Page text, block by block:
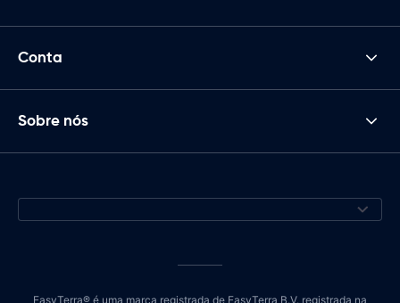
Conta
Sobre nós
EasyTerra® é uma marca registrada de EasyTerra B.V. registrada na